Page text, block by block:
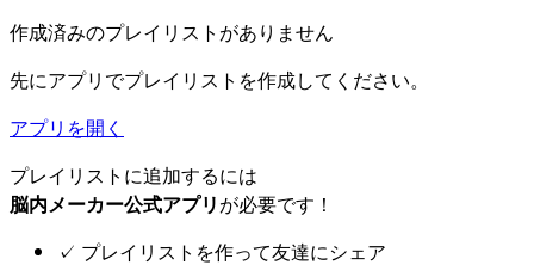
作成済みのプレイリストがありません
先にアプリでプレイリストを作成してください。
アプリを開く
プレイリストに追加するには
脳内メーカー公式アプリが必要です！
✓ プレイリストを作って友達にシェア